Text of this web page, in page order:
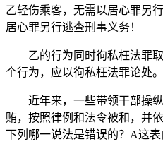
乙轻伤乘客，无需以居心罪另
居心罪另行逃查刑事义务！
乙的行为同时徇私枉法罪取
个行为，应以徇私枉法罪论处。
近年来，一些带领干部操纵
贿，按照律例和法令被和，并
下列哪一说法是错误的？A这